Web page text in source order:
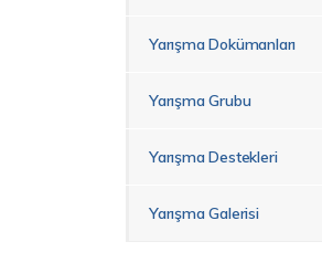
Yarışma Dokümanları
Yarışma Grubu
Yarışma Destekleri
Yarışma Galerisi